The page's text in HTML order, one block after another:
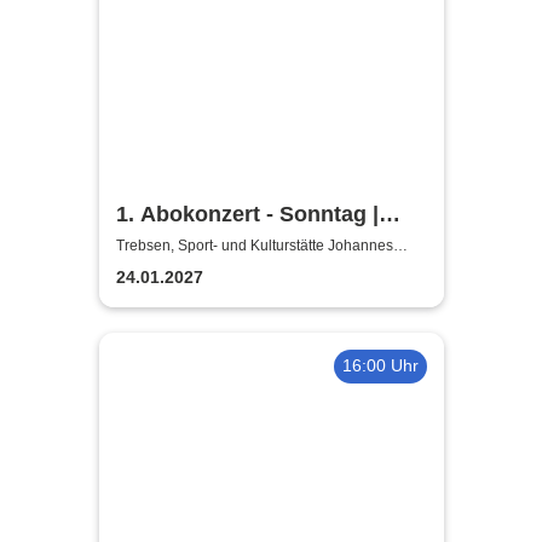
1. Abokonzert - Sonntag |
Sächsische
Bläserphilharmonie
Trebsen, Sport- und Kulturstätte Johannes
Wiede
24.01.2027
16:00 Uhr